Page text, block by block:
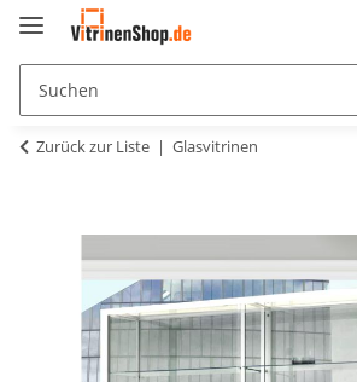
Zurück zur Liste Glasvitrinen